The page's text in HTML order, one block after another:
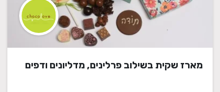
מארז שקית בשילוב פרלינים, מדליונים ודפים